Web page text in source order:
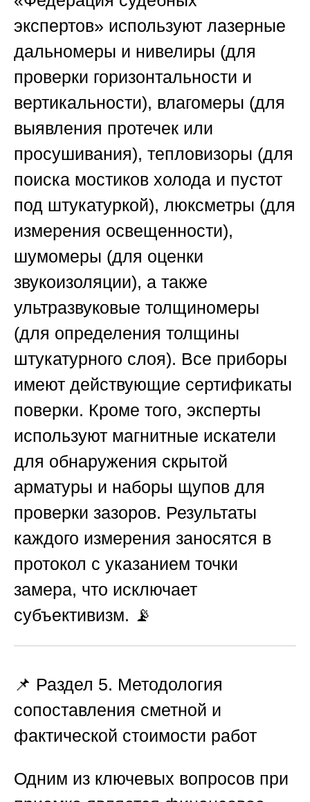
экспертов» используют лазерные
дальномеры и нивелиры (для
проверки горизонтальности и
вертикальности), влагомеры (для
выявления протечек или
просушивания), тепловизоры (для
поиска мостиков холода и пустот
под штукатуркой), люксметры (для
измерения освещенности),
шумомеры (для оценки
звукоизоляции), а также
ультразвуковые толщиномеры
(для определения толщины
штукатурного слоя). Все приборы
имеют действующие сертификаты
поверки. Кроме того, эксперты
используют магнитные искатели
для обнаружения скрытой
арматуры и наборы щупов для
проверки зазоров. Результаты
каждого измерения заносятся в
протокол с указанием точки
замера, что исключает
субъективизм. 📡
📌 Раздел 5. Методология
сопоставления сметной и
фактической стоимости работ
Одним из ключевых вопросов при